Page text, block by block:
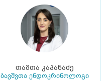
თამთა კაპანაძე
ბავშვთა ენდოკრინოლოგი